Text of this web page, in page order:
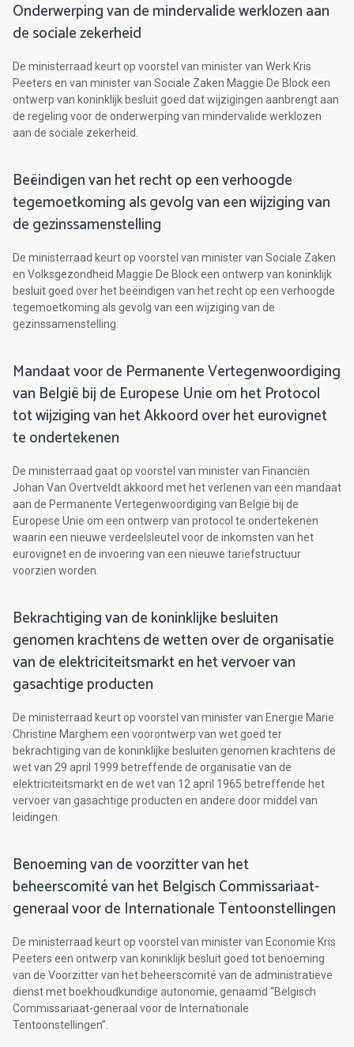
Onderwerping van de mindervalide werklozen aan
de sociale zekerheid
De ministerraad keurt op voorstel van minister van Werk Kris
Peeters en van minister van Sociale Zaken Maggie De Block een
ontwerp van koninklijk besluit goed dat wijzigingen aanbrengt aan
de regeling voor de onderwerping van mindervalide werklozen
aan de sociale zekerheid.
Beëindigen van het recht op een verhoogde
tegemoetkoming als gevolg van een wijziging van
de gezinssamenstelling
De ministerraad keurt op voorstel van minister van Sociale Zaken
en Volksgezondheid Maggie De Block een ontwerp van koninklijk
besluit goed over het beëindigen van het recht op een verhoogde
tegemoetkoming als gevolg van een wijziging van de
gezinssamenstelling.
Mandaat voor de Permanente Vertegenwoordiging
van België bij de Europese Unie om het Protocol
tot wijziging van het Akkoord over het eurovignet
te ondertekenen
De ministerraad gaat op voorstel van minister van Financiën
Johan Van Overtveldt akkoord met het verlenen van een mandaat
aan de Permanente Vertegenwoordiging van België bij de
Europese Unie om een ontwerp van protocol te ondertekenen
waarin een nieuwe verdeelsleutel voor de inkomsten van het
eurovignet en de invoering van een nieuwe tariefstructuur
voorzien worden.
Bekrachtiging van de koninklijke besluiten
genomen krachtens de wetten over de organisatie
van de elektriciteitsmarkt en het vervoer van
gasachtige producten
De ministerraad keurt op voorstel van minister van Energie Marie
Christine Marghem een voorontwerp van wet goed ter
bekrachtiging van de koninklijke besluiten genomen krachtens de
wet van 29 april 1999 betreffende de organisatie van de
elektriciteitsmarkt en de wet van 12 april 1965 betreffende het
vervoer van gasachtige producten en andere door middel van
leidingen.
Benoeming van de voorzitter van het
beheerscomité van het Belgisch Commissariaat-
generaal voor de Internationale Tentoonstellingen
De ministerraad keurt op voorstel van minister van Economie Kris
Peeters een ontwerp van koninklijk besluit goed tot benoeming
van de Voorzitter van het beheerscomité van de administratieve
dienst met boekhoudkundige autonomie, genaamd “Belgisch
Commissariaat-generaal voor de Internationale
Tentoonstellingen”.